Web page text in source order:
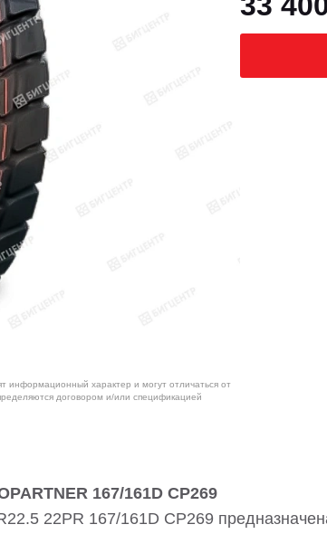
информационный характер и могут отличаться от
договором и/или спецификацией
167/161D CP269
22PR 167/161D CP269